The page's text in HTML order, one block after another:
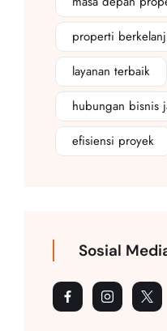
properti
layanan terbaik
hubungan bisnis
efisiensi proyek
Sosial